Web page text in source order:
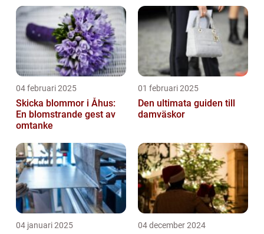
04 februari 2025
Skicka blommor i Åhus:
En blomstrande gest av
omtanke
01 februari 2025
Den ultimata guiden till
damväskor
04 januari 2025 04 december 2024